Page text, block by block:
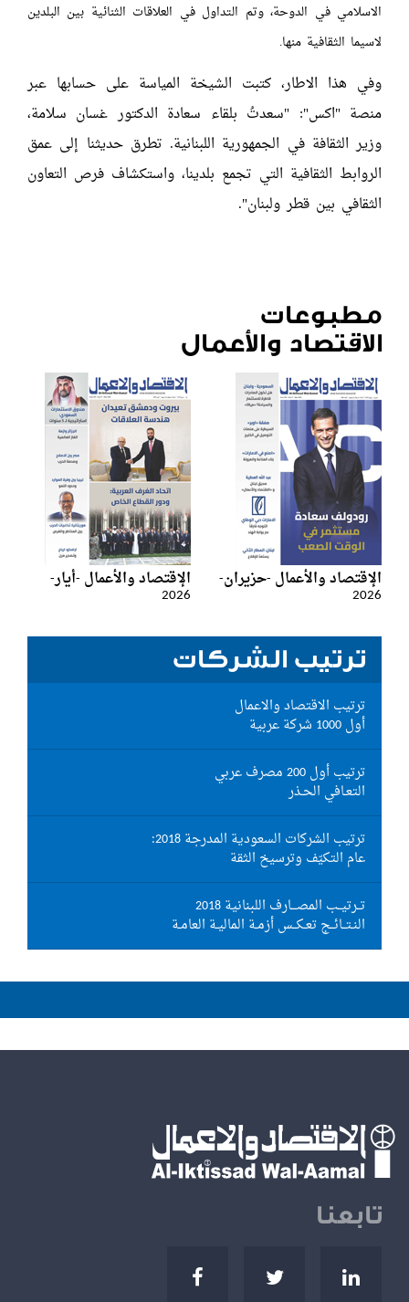
الاسلامي في الدوحة، وتم التداول في العلاقات الثنائية بين البلدين
لاسيما الثقافية منها.
وفي هذا الاطار، كتبت الشيخة المياسة على حسابها عبر
منصة "اكس": "سعدتُ بلقاء سعادة الدكتور غسان سلامة،
وزير الثقافة في الجمهورية اللبنانية. تطرق حديثنا إلى عمق
الروابط الثقافية التي تجمع بلدينا، واستكشاف فرص التعاون
الثقافي بين قطر ولبنان".
مطبوعات
الاقتصاد والأعمال
الإقتصاد والأعمال -حزيران-
2026
الإقتصاد والأعمال -أيار-
2026
ترتيب الشركات
ترتيب الاقتصاد والاعمال
أول 1000 شركة عربية
ترتيب أول 200 مصرف عربي
التعـافي الحـذر
ترتيب الشركات السعودية المدرجة 2018:
عام التكيّف وترسيخ الثقة
تــرتيــب المصـــارف اللبنانية 2018
النـتــائــج تعـكــس أزمـة الماليـة العامـة
تابعنا